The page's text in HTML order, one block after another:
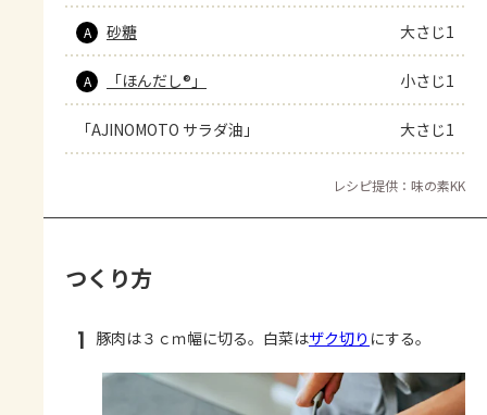
A 砂糖 大さじ1
A 「ほんだし®」 小さじ1
「AJINOMOTO サラダ油」 大さじ1
レシピ提供：味の素KK
つくり方
1 豚肉は３ｃｍ幅に切る。白菜はザク切り にする。